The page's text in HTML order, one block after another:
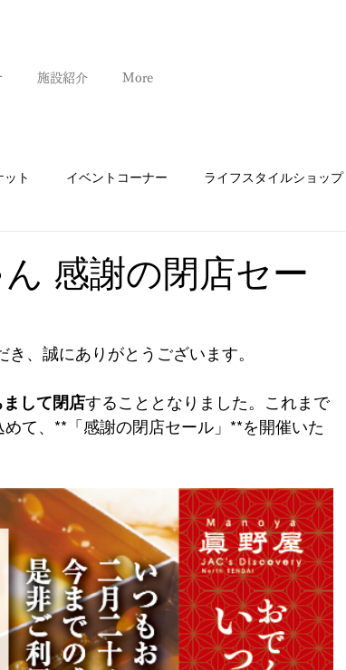
施設紹介 More
ト イベントコーナー ライフスタイルショップ
感謝の閉店セー
、誠にありがとうございます。
して閉店することとなりました。これまで
て、**「感謝の閉店セール」**を開催いた